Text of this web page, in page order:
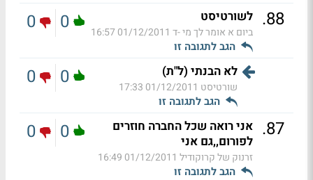
88
. לשורטיסט
ביום א אומר לך מי -ד 01/12/2011 16:57
הגב לתגובה זו
0
0
לא הבנתי (ל"ת)
שורטיסט 01/12/2011 17:33
הגב לתגובה זו
0
0
87
. אני רואה שכל החברה חוזרים
לפורום,,גם אני
זרנוק של קרוקודיל 01/12/2011 16:49
הגב לתגובה זו
0
0